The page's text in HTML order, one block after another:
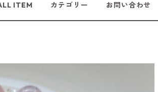
ITEM カテゴリー お問い合わせ